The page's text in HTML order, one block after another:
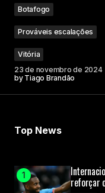
Comment
Your Name
Botafogo
Prováveis escalações
Vitória
23 de novembro de 2024
by Tiago Brandão
Top News
reforçar